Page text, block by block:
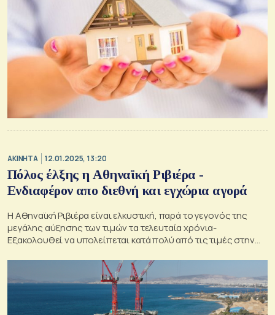
ΑΚΙΝΗΤΑ 12.01.2025, 13:20
Πόλος έλξης η Αθηναϊκή Ριβιέρα -
Ενδιαφέρον απο διεθνή και εγχώρια αγορά
Η Αθηναϊκή Ριβιέρα είναι ελκυστική, παρά το γεγονός της
μεγάλης αύξησης των τιμών τα τελευταία χρόνια-
Εξακολουθεί να υπολείπεται κατά πολύ από τις τιμές στην